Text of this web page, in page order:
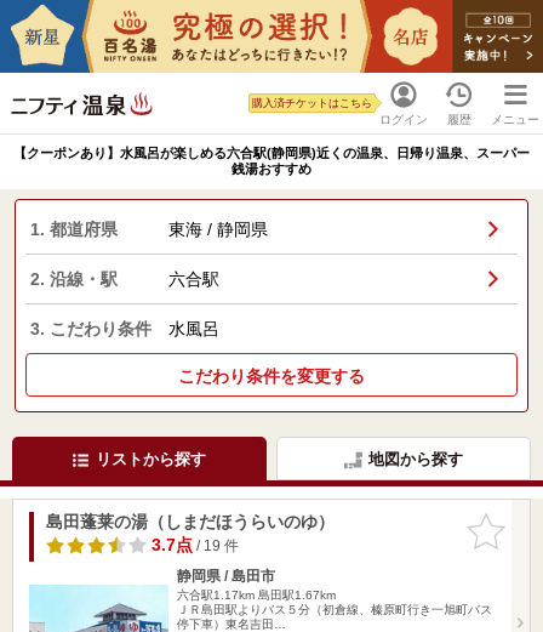
ログイン
購入済チケットはこちら
履歴 メニュー
【クーポンあり】水風呂が楽しめる六合駅(静岡県)近くの温泉、日帰り温泉、スーパー
銭湯おすすめ
1. 都道府県 東海 / 静岡県
2. 沿線・駅 六合駅
3. こだわり条件 水風呂
こだわり条件を変更する
リストから探す 地図から探す
お気に入
りに追加
島田蓬莱の湯（しまだほうらいのゆ）
3.7点/ 19 件
静岡県 / 島田市
六合駅1.17km 島田駅1.67km
ＪＲ島田駅よりバス５分（初倉線、榛原町行き一旭町バス
停下車）東名吉田…